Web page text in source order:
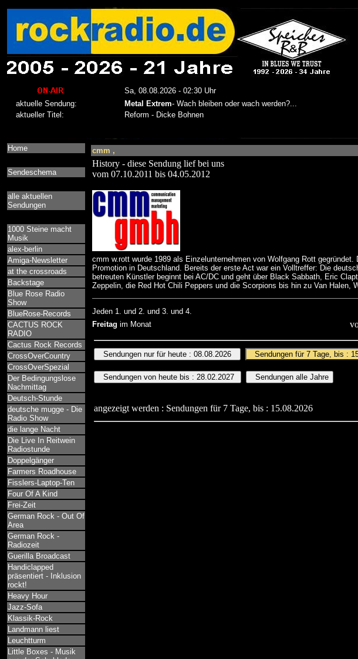
Home
Sendeschema
alle aktuellen
Sendungen
1000 Steine macht
Musik
alex-berlin
Amiga-Newsletter
at the crossroads
Backstage
Blue Rose Radio
Show
BlueRose-Records
CACTUS ROCK
RADIO
Cactus Rock Records
CrossOverCountry
CrossOverSpezial
Der Bedingungslose
Nachmittag
Deutsch-Stunde
deutsche mugge - Die
Radio Show
die lange Nacht
Die Live In Reitwein
Radiostunde
Doppelgänger
Farmers Roadhouse
Fisslers-Laptop-Ten
Four Of A Kind
Frei-Zeit
German Rock - Out Of
Area
German Rock -
Radiozeit
Guerilla Broadcast
Handiclapped
präsentiert - Inklusion
rockt!
Heavy Hour
Jazz-Sofa
Klassik-Rock
Landmann liest
Leuchtturm
Little Boxes - Musik
cmm ,
History - diese Sendung lief bei uns
vom 07.10.2011 bis 04.05.2012
cmm w.rott wurde 1989 als Einzelunternehmen von Wolfgang Rott
Promotion in Deutschland. Bereits der erste Act war ein Volltreffer: Die
betreuten Künstler beginnt bei AC/DC und geht über Black Sabbath, Eric
Zeppelin, die Red Hot Chili Peppers und die Scorpions bis hin zu Van Halen,
Jeden 1. und 2. und 3. und 4.
Freitag im Monat
angezeigt werden : Sendungen für 7 Tage, bis : 15.08.2026